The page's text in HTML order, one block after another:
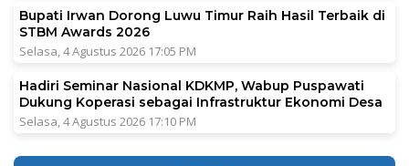
Bupati Irwan Dorong Luwu Timur Raih Hasil Terbaik di
STBM Awards 2026
Selasa, 4 Agustus 2026 17:05 PM
Hadiri Seminar Nasional KDKMP, Wabup Puspawati
Dukung Koperasi sebagai Infrastruktur Ekonomi Desa
Selasa, 4 Agustus 2026 17:10 PM